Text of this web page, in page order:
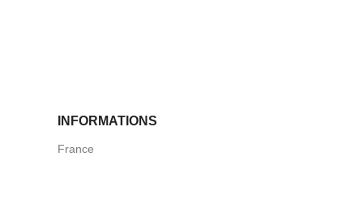
INFORMATIONS
France